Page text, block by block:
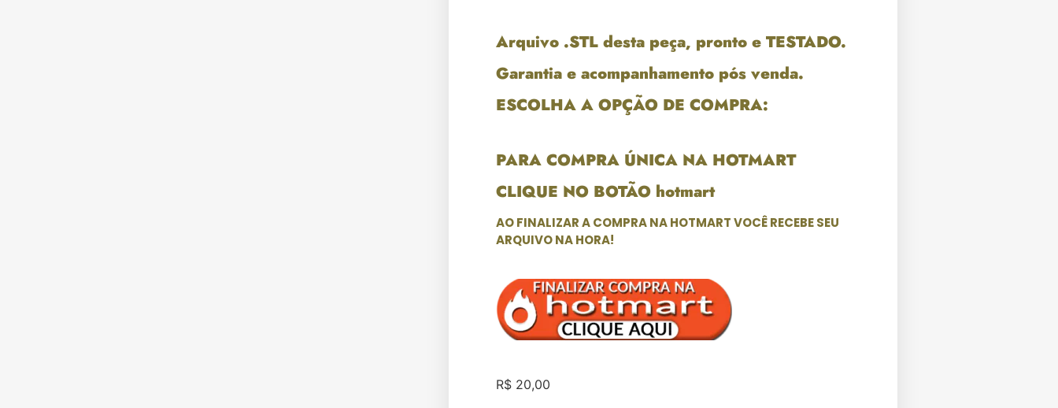
Arquivo .STL desta peça, pronto e TESTADO.
Garantia e acompanhamento pós venda.
ESCOLHA A OPÇÃO DE COMPRA:
PARA COMPRA ÚNICA NA HOTMART
CLIQUE NO BOTÃO hotmart
AO FINALIZAR A COMPRA NA HOTMART VOCÊ RECEBE SEU
ARQUIVO NA HORA!
R$ 20,00